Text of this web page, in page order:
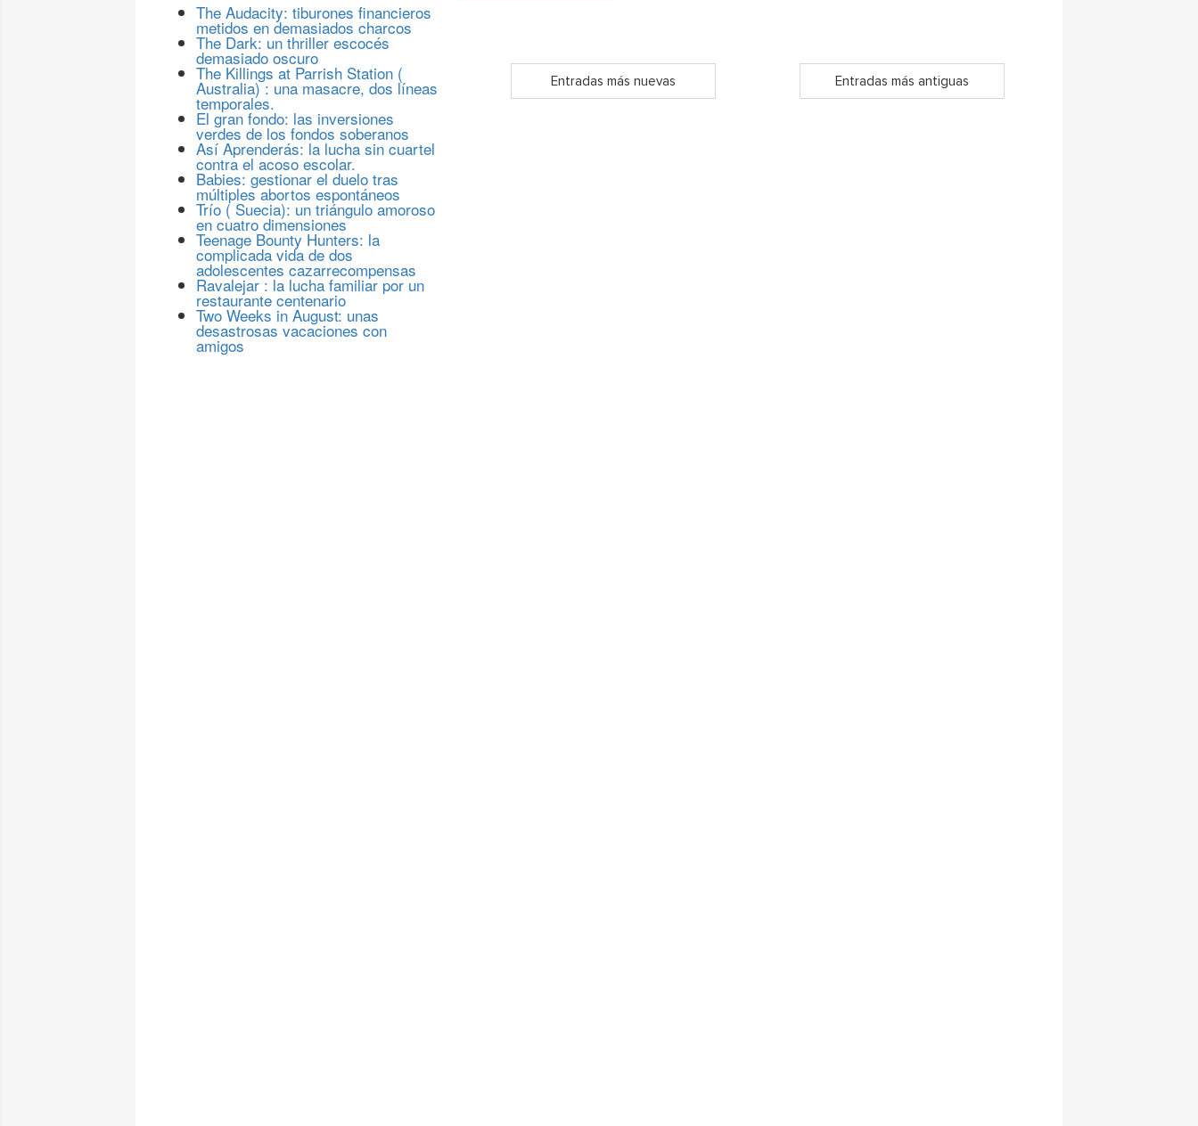
Entradas más nuevas Entradas más antiguas
The Audacity: tiburones financieros
metidos en demasiados charcos
The Dark: un thriller escocés
demasiado oscuro
The Killings at Parrish Station (
Australia) : una masacre, dos líneas
temporales.
El gran fondo: las inversiones
verdes de los fondos soberanos
Así Aprenderás: la lucha sin cuartel
contra el acoso escolar.
Babies: gestionar el duelo tras
múltiples abortos espontáneos
Trío ( Suecia): un triángulo amoroso
en cuatro dimensiones
Teenage Bounty Hunters: la
complicada vida de dos
adolescentes cazarrecompensas
Ravalejar : la lucha familiar por un
restaurante centenario
Two Weeks in August: unas
desastrosas vacaciones con
amigos